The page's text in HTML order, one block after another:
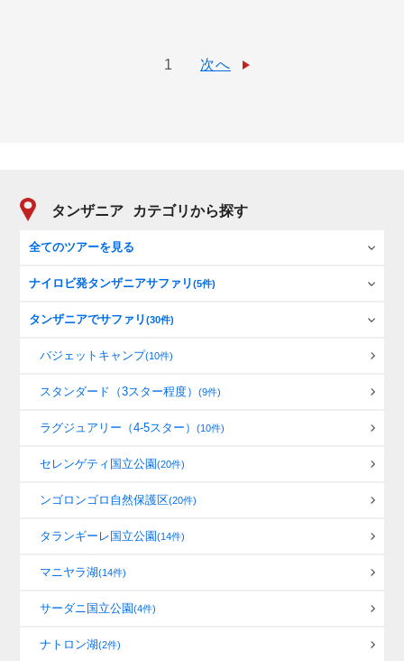
1 次へ
タンザニア カテゴリから探す
全てのツアーを見る
ナイロビ発タンザニアサファリ(5件)
タンザニアでサファリ(30件)
バジェットキャンプ(10件)
スタンダード（3スター程度）(9件)
ラグジュアリー（4-5スター）(10件)
セレンゲティ国立公園(20件)
ンゴロンゴロ自然保護区(20件)
タランギーレ国立公園(14件)
マニヤラ湖(14件)
サーダニ国立公園(4件)
ナトロン湖(2件)